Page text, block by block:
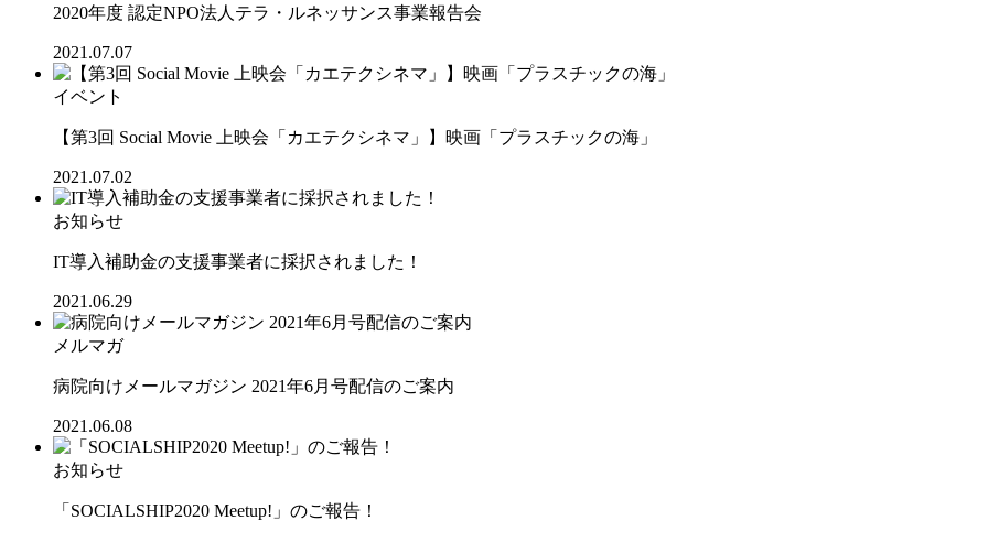
2020年度 認定NPO法人テラ・ルネッサンス事業報告会
2021.07.07
イベント
【第3回 Social Movie 上映会「カエテクシネマ」】映画「プラスチックの海」
2021.07.02
お知らせ
IT導入補助金の支援事業者に採択されました！
2021.06.29
メルマガ
病院向けメールマガジン 2021年6月号配信のご案内
2021.06.08
お知らせ
「SOCIALSHIP2020 Meetup!」のご報告！